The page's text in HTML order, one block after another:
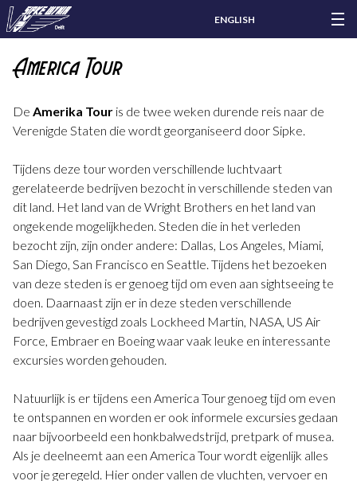
ENGLISH
America Tour
De Amerika Tour is de twee weken durende reis naar de
Verenigde Staten die wordt georganiseerd door Sipke.
Tijdens deze tour worden verschillende luchtvaart
gerelateerde bedrijven bezocht in verschillende steden van
dit land. Het land van de Wright Brothers en het land van
ongekende mogelijkheden. Steden die in het verleden
bezocht zijn, zijn onder andere: Dallas, Los Angeles, Miami,
San Diego, San Francisco en Seattle. Tijdens het bezoeken
van deze steden is er genoeg tijd om even aan sightseeing te
doen. Daarnaast zijn er in deze steden verschillende
bedrijven gevestigd zoals Lockheed Martin, NASA, US Air
Force, Embraer en Boeing waar vaak leuke en interessante
excursies worden gehouden.
Natuurlijk is er tijdens een America Tour genoeg tijd om even
te ontspannen en worden er ook informele excursies gedaan
naar bijvoorbeeld een honkbalwedstrijd, pretpark of musea.
Als je deelneemt aan een America Tour wordt eigenlijk alles
voor je geregeld. Hier onder vallen de vluchten, vervoer en